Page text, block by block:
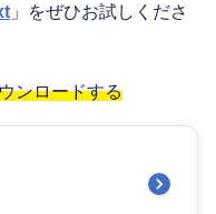
」をぜひお試しくださ
ンロードする